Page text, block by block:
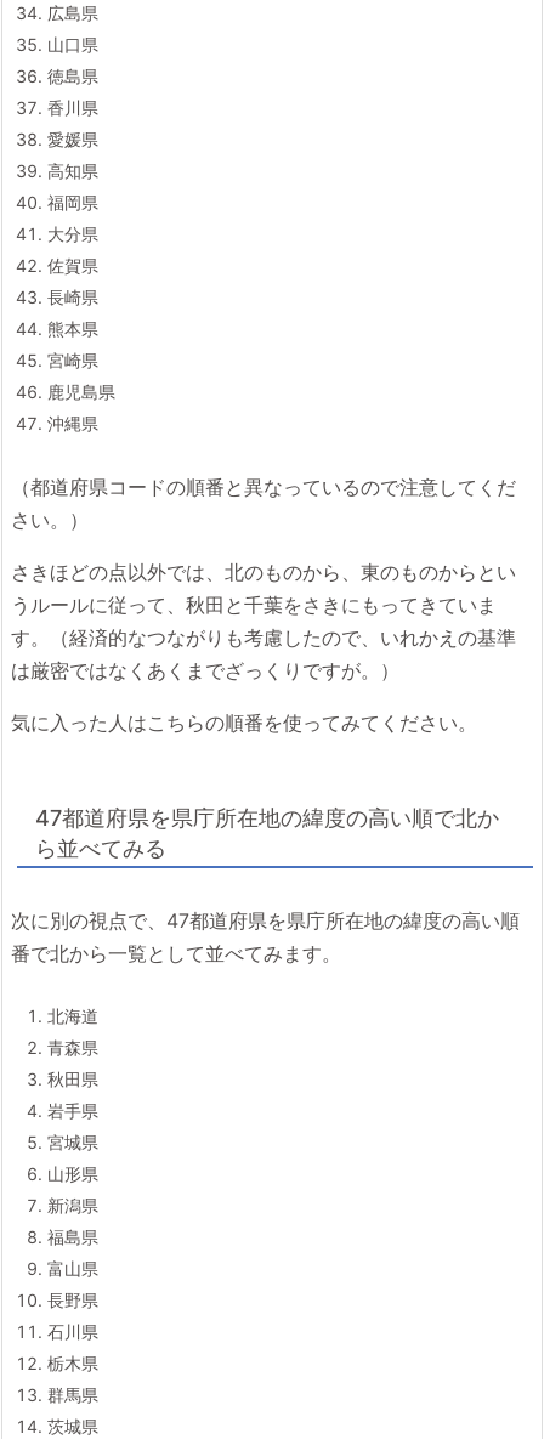
広島県
山口県
徳島県
香川県
愛媛県
高知県
福岡県
大分県
佐賀県
長崎県
熊本県
宮崎県
鹿児島県
沖縄県
（都道府県コードの順番と異なっているので注意してくだ
さい。）
さきほどの点以外では、北のものから、東のものからとい
うルールに従って、秋田と千葉をさきにもってきていま
す。（経済的なつながりも考慮したので、いれかえの基準
は厳密ではなくあくまでざっくりですが。）
気に入った人はこちらの順番を使ってみてください。
47都道府県を県庁所在地の緯度の高い順で北か
ら並べてみる
次に別の視点で、47都道府県を県庁所在地の緯度の高い順
番で北から一覧として並べてみます。
北海道
青森県
秋田県
岩手県
宮城県
山形県
新潟県
福島県
富山県
長野県
石川県
栃木県
群馬県
茨城県